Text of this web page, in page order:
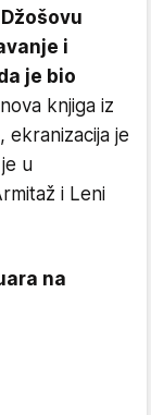
i
je bio
knjiga iz
ekranizacija je
u
i Leni
na